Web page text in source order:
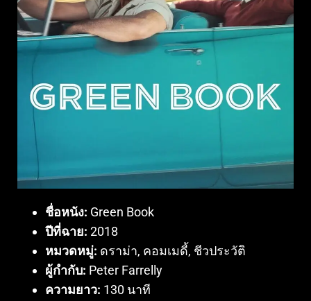
ชื่อหนัง: Green Book
ปีที่ฉาย: 2018
หมวดหมู่: ดราม่า, คอมเมดี้, ชีวประวัติ
ผู้กำกับ: Peter Farrelly
ความยาว: 130 นาที